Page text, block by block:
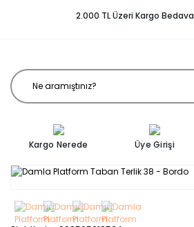
2.000 TL Üzeri Kargo Bedava
Kargo Nerede Üye Girişi